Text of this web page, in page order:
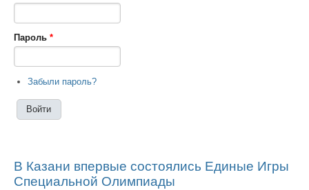
Пароль *
Забыли пароль?
В Казани впервые состоялись Единые Игры
Специальной Олимпиады